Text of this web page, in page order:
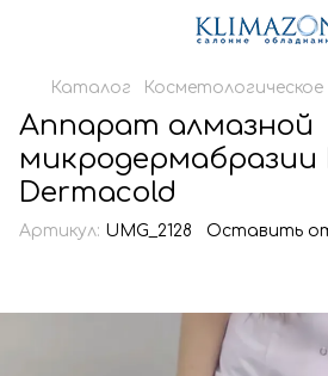
Каталог
Аппарат алмазной
микродермабразии
Dermacold
Артикул: UMG_2128 Оставить